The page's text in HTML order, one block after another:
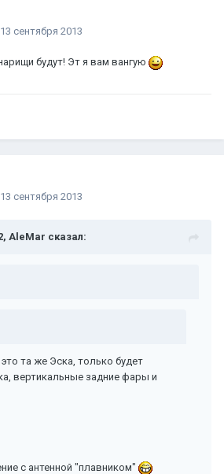
13 сентября 2013
будут! Эт я вам вангую
13 сентября 2013
AleMar сказал:
та же Эска, только будет
вертикальные задние фары и
с антенной "плавником"